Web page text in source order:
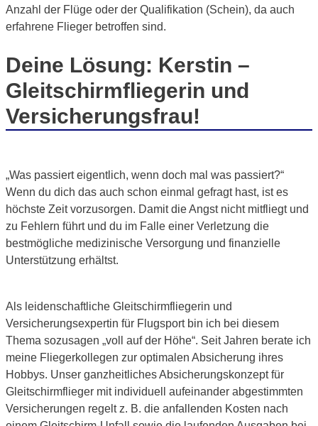
Anzahl der Flüge oder der Qualifikation (Schein), da auch
erfahrene Flieger betroffen sind.
Deine Lösung: Kerstin –
Gleitschirmfliegerin und
Versicherungsfrau!
„Was passiert eigentlich, wenn doch mal was passiert?“
Wenn du dich das auch schon einmal gefragt hast, ist es
höchste Zeit vorzusorgen. Damit die Angst nicht mitfliegt und
zu Fehlern führt und du im Falle einer Verletzung die
bestmögliche medizinische Versorgung und finanzielle
Unterstützung erhältst.
Als leidenschaftliche Gleitschirmfliegerin und
Versicherungsexpertin für Flugsport bin ich bei diesem
Thema sozusagen „voll auf der Höhe“. Seit Jahren berate ich
meine Fliegerkollegen zur optimalen Absicherung ihres
Hobbys. Unser ganzheitliches Absicherungskonzept für
Gleitschirmflieger mit individuell aufeinander abgestimmten
Versicherungen regelt z. B. die anfallenden Kosten nach